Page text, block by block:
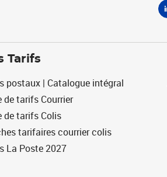
Tarifs
postaux | Catalogue intégral
de tarifs Courrier
de tarifs Colis
tarifaires courrier colis
La Poste 2027